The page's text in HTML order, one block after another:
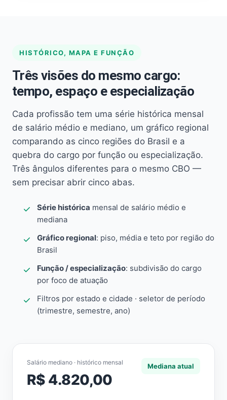
HISTÓRICO, MAPA E FUNÇÃO
Três visões do mesmo cargo:
tempo, espaço e especialização
Cada profissão tem uma série histórica mensal
de salário médio e mediano, um gráfico regional
comparando as cinco regiões do Brasil e a
quebra do cargo por função ou especialização.
Três ângulos diferentes para o mesmo CBO —
sem precisar abrir cinco abas.
Série histórica mensal de salário médio e
mediana
Gráfico regional: piso, média e teto por região do
Brasil
Função / especialização: subdivisão do cargo
por foco de atuação
Filtros por estado e cidade · seletor de período
(trimestre, semestre, ano)
Salário mediano · histórico mensal
R$ 4.820,00
Mediana atual